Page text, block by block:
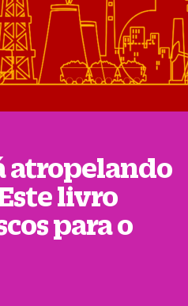
atropelando
livro
para o